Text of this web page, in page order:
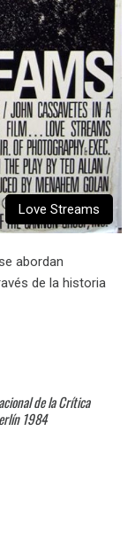
Love Streams
abordan
de la historia
de la Crítica
1984